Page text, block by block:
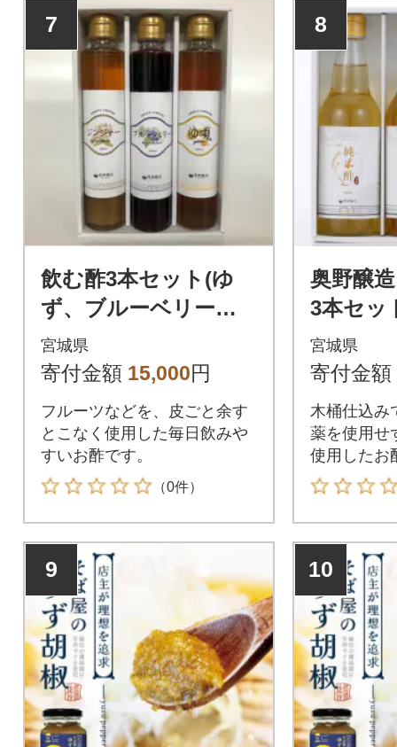
7
飲む酢3本セット(ゆ
ず、ブルーベリー、
ジンジャー)200ml×3
本
宮城県
寄付金額 15,000円
フルーツなどを、皮ごと余す
とこなく使用した毎日飲みや
すいお酢です。
（0件）
8
奥野醸
3本セッ
米酢、
3
宮城県
寄付金額
木桶仕込み
薬を使用せ
使用したお
9 10